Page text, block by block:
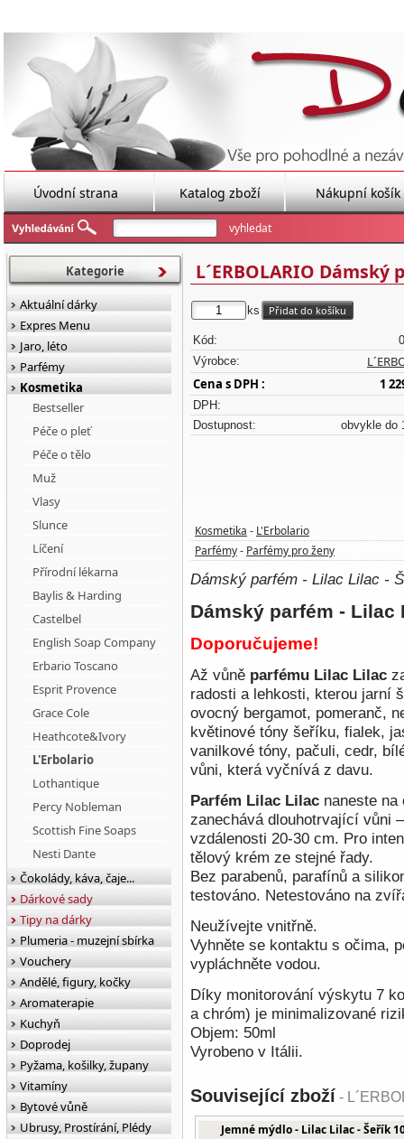
Úvodní strana Katalog zboží Nákupní košík
L´ERBOLARIO
ks
Kód:
Výrobce:
Cena s DPH :
1
DPH:
Dostupnost:
obvykle do
Kosmetika - L'Erbolario
Parfémy - Parfémy pro ženy
Dámský parfém - Lilac Lilac -
Dámský parfém -
Doporučujeme!
Až vůně parfému Lilac Lilac
radosti a lehkosti, kterou jarní
ovocný bergamot, pomeranč,
květinové tóny šeříku, fialek,
vanilkové tóny, pačuli, cedr,
vůni, která vyčnívá z davu.
Parfém Lilac Lilac naneste
zanechává dlouhotrvající vůni
vzdálenosti 20-30 cm. Pro
tělový krém ze stejné řady.
Bez parabenů, parafínů a
testováno. Netestováno na
Neužívejte vnitřně.
Vyhněte se kontaktu s očima,
vypláchněte vodou.
Díky monitorování výskytu 7
a chróm) je minimalizované
Objem: 50ml
Vyrobeno v Itálii.
Související zboží -
Jemné mýdlo - Lilac Lilac - Šeřík
Kategorie
Aktuální dárky
Expres Menu
Jaro, léto
Parfémy
Kosmetika
Bestseller
Péče o pleť
Péče o tělo
Muž
Vlasy
Slunce
Líčení
Přírodní lékarna
Baylis & Harding
Castelbel
English Soap Company
Erbario Toscano
Esprit Provence
Grace Cole
Heathcote&Ivory
L'Erbolario
Lothantique
Percy Nobleman
Scottish Fine Soaps
Nesti Dante
Čokolády, káva, čaje...
Dárkové sady
Tipy na dárky
Plumeria - muzejní sbírka
Vouchery
Andělé, figury, kočky
Aromaterapie
Kuchyň
Doprodej
Pyžama, košilky, župany
Vitamíny
Bytové vůně
Ubrusy, Prostírání, Plédy